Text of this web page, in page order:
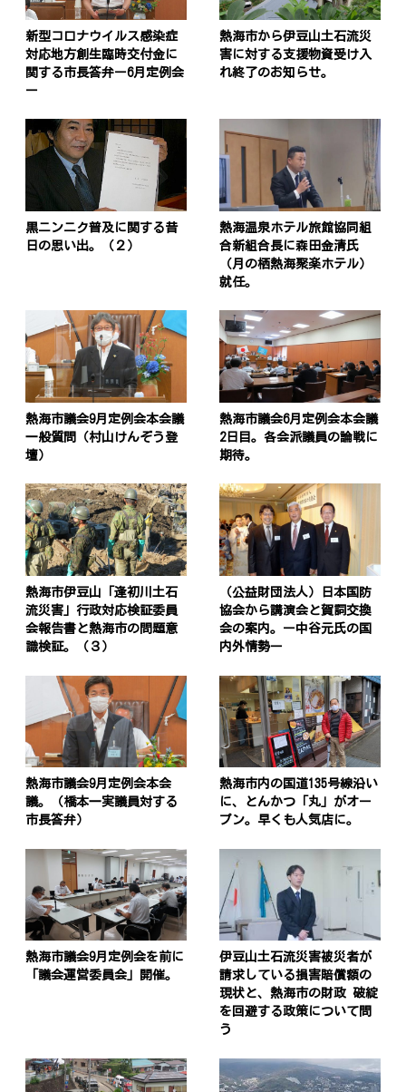
新型コロナウイルス感染症
対応地方創生臨時交付金に
関する市長答弁ー6月定例会
ー
熱海市から伊豆山土石流災
害に対する支援物資受け入
れ終了のお知らせ。
黒ニンニク普及に関する昔
日の思い出。（２）
熱海温泉ホテル旅館協同組
合新組合長に森田金清氏
（月の栖熱海聚楽ホテル）
就任。
熱海市議会9月定例会本会議
一般質問（村山けんぞう登
壇）
熱海市議会6月定例会本会議
2日目。各会派議員の論戦に
期待。
熱海市伊豆山「逢初川土石
流災害」行政対応検証委員
会報告書と熱海市の問題意
識検証。（３）
（公益財団法人）日本国防
協会から講演会と賀詞交換
会の案内。ー中谷元氏の国
内外情勢ー
熱海市議会9月定例会本会
議。（橋本一実議員対する
市長答弁）
熱海市内の国道135号線沿い
に、とんかつ「丸」がオー
プン。早くも人気店に。
熱海市議会9月定例会を前に
「議会運営委員会」開催。
伊豆山土石流災害被災者が
請求している損害賠償額の
現状と、熱海市の財政 破綻
を回避する政策について問
う